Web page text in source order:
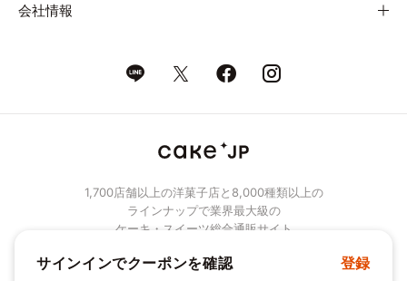
会社情報
1,700店舗以上の洋菓子店と8,000種類以上の
ラインナップで業界最大級の
ケーキ・スイーツ総合通販サイト
© Cake.jp Co., Ltd.
サインインでクーポンを確認 登録